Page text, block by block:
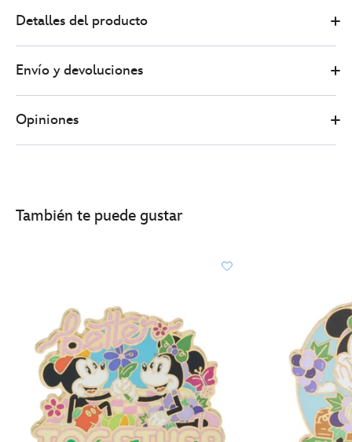
Store
20.00
https://www.disneystore.es/pin-
edicion-
cosecha-
manzanas-
Detalles del producto
Envío y devoluciones
Opiniones
También te puede gustar